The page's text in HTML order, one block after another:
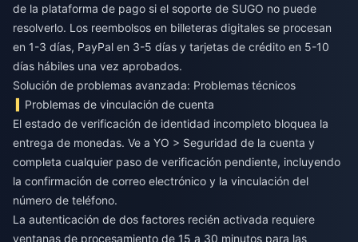
de la plataforma de pago si el soporte de SUGO no puede
resolverlo. Los reembolsos en billeteras digitales se procesan
en 1-3 días, PayPal en 3-5 días y tarjetas de crédito en 5-10
días hábiles una vez aprobados.
Solución de problemas avanzada: Problemas técnicos
Problemas de vinculación de cuenta
El estado de verificación de identidad incompleto bloquea la
entrega de monedas. Ve a YO > Seguridad de la cuenta y
completa cualquier paso de verificación pendiente, incluyendo
la confirmación de correo electrónico y la vinculación del
número de teléfono.
La autenticación de dos factores recién activada requiere
ventanas de procesamiento de 15 a 30 minutos para las